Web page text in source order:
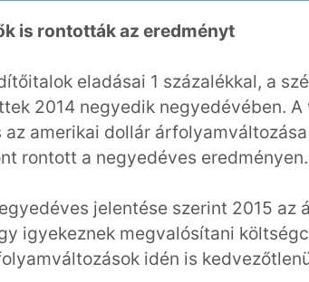
is rontották az eredményt
eladásai 1 százalékkal, a
2014 negyedik negyedévében.
az amerikai dollár
rontott a negyedéves eredményen.
jelentése szerint 2015 az
igyekeznek megvalósítani
idén is